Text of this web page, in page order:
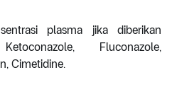
plasma jika diberikan
Fluconazole,
Cimetidine.